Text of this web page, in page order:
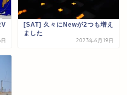
[SAT] 久々にNewが2つも増え
ました
2023年6月19日